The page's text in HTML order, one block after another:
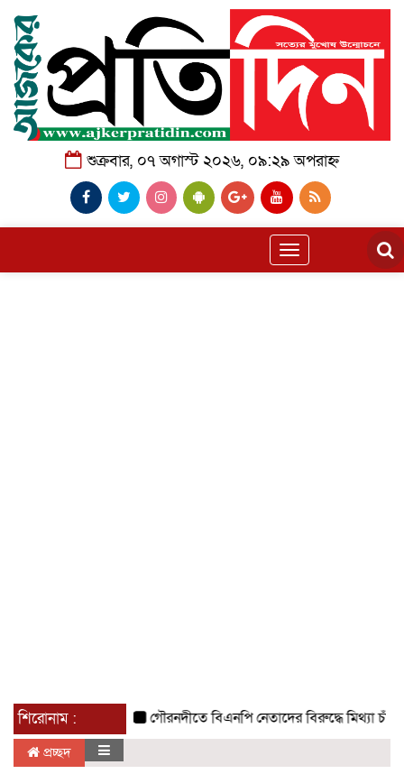
শুক্রবার, ০৭ অগাস্ট ২০২৬, ০৯:২৯ অপরাহ্ন
Toggle
navigation
শিরোনাম : গৌরনদীতে বিএনপি নেতাদের বিরুদ্ধে মিথ্যা চাঁদা
প্রচ্ছদ